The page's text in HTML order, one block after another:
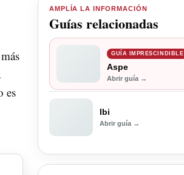
es
AMPLÍA LA INFORMACIÓN
Guías relacionadas
GUÍA IMPRESCINDIBLE
Aspe
Abrir guía →
Ibi
Abrir guía →